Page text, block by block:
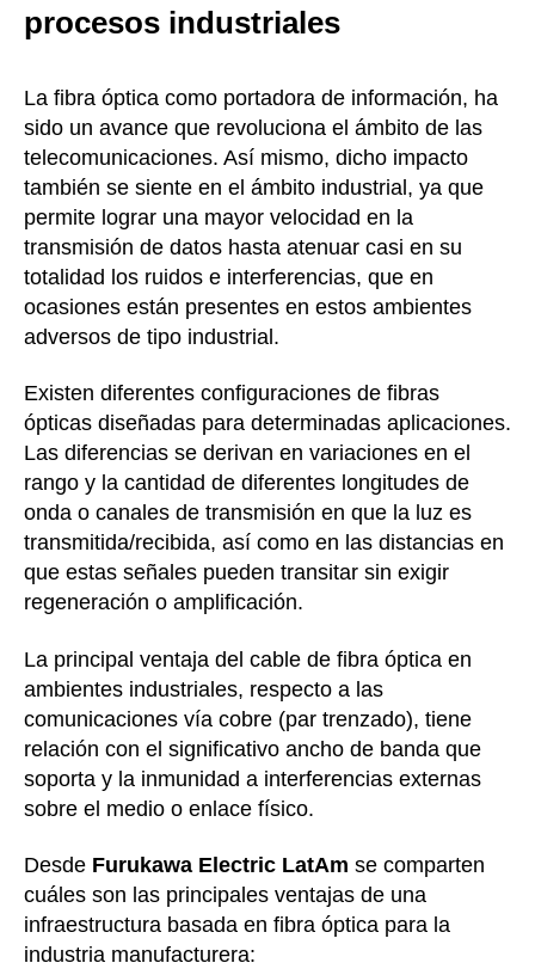
procesos industriales
La fibra óptica como portadora de información, ha
sido un avance que revoluciona el ámbito de las
telecomunicaciones. Así mismo, dicho impacto
también se siente en el ámbito industrial, ya que
permite lograr una mayor velocidad en la
transmisión de datos hasta atenuar casi en su
totalidad los ruidos e interferencias, que en
ocasiones están presentes en estos ambientes
adversos de tipo industrial.
Existen diferentes configuraciones de fibras
ópticas diseñadas para determinadas aplicaciones.
Las diferencias se derivan en variaciones en el
rango y la cantidad de diferentes longitudes de
onda o canales de transmisión en que la luz es
transmitida/recibida, así como en las distancias en
que estas señales pueden transitar sin exigir
regeneración o amplificación.
La principal ventaja del cable de fibra óptica en
ambientes industriales, respecto a las
comunicaciones vía cobre (par trenzado), tiene
relación con el significativo ancho de banda que
soporta y la inmunidad a interferencias externas
sobre el medio o enlace físico.
Desde Furukawa Electric LatAm se comparten
cuáles son las principales ventajas de una
infraestructura basada en fibra óptica para la
industria manufacturera: